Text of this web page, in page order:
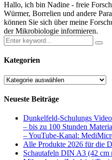
Hallo, ich bin Nadine - freie
Würmer, Borrelien und andere
können Sie sich über meine
der Mikrobiologie informieren.
Kategorien
Kategorien
Neueste Beiträge
Dunkelfeld-Schulungs
– bis zu 100 Stunden
– YouTube-Kanal:
Alle Produkte 2026 für die
Schautafeln DIN A3 (42 cm